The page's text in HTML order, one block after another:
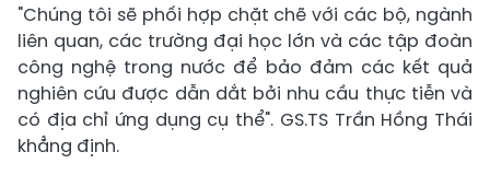
"Chúng tôi sẽ phối hợp chặt chẽ với các bộ, ngành
liên quan, các trường đại học lớn và các tập đoàn
công nghệ trong nước để bảo đảm các kết quả
nghiên cứu được dẫn dắt bởi nhu cầu thực tiễn và
có địa chỉ ứng dụng cụ thể". GS.TS Trần Hồng Thái
khẳng định.